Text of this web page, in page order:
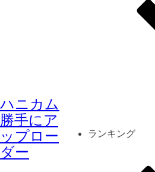
ハニカム
勝手にア
ップロー
ダー
ランキング